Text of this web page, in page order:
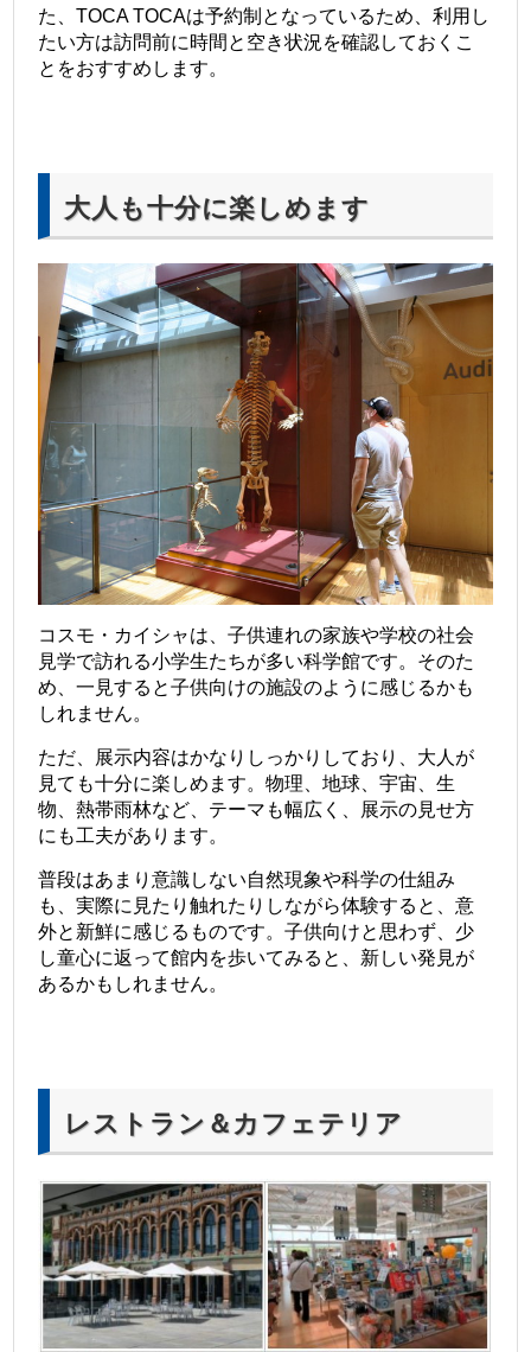
た、TOCA TOCAは予約制となっているため、利用し
たい方は訪問前に時間と空き状況を確認しておくこ
とをおすすめします。
大人も十分に楽しめます
コスモ・カイシャは、子供連れの家族や学校の社会
見学で訪れる小学生たちが多い科学館です。そのた
め、一見すると子供向けの施設のように感じるかも
しれません。
ただ、展示内容はかなりしっかりしており、大人が
見ても十分に楽しめます。物理、地球、宇宙、生
物、熱帯雨林など、テーマも幅広く、展示の見せ方
にも工夫があります。
普段はあまり意識しない自然現象や科学の仕組み
も、実際に見たり触れたりしながら体験すると、意
外と新鮮に感じるものです。子供向けと思わず、少
し童心に返って館内を歩いてみると、新しい発見が
あるかもしれません。
レストラン＆カフェテリア